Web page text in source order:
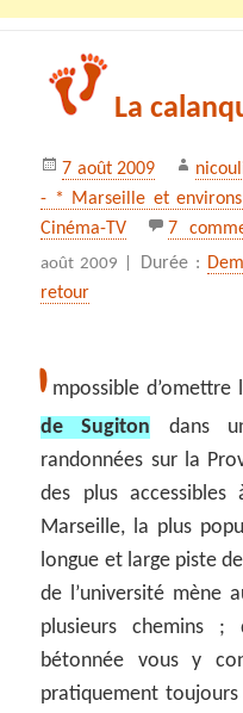
La
Publié
le
7 août 2009
- * Marseille et
Cinéma-TV
7
août 2009 |
Durée :
retour
I mpossible d’omettre
de Sugiton dans
randonnées sur la
des plus
Marseille, la plus
longue et large piste
de l’université mène
plusieurs chemins
bétonnée vous y
pratiquement